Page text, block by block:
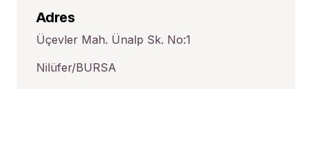
Adres
Üçevler Mah. Ünalp Sk. No:1
Nilüfer/BURSA